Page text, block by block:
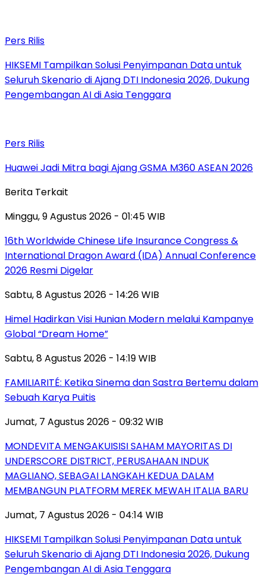
Pers Rilis
HIKSEMI Tampilkan Solusi Penyimpanan Data untuk
Seluruh Skenario di Ajang DTI Indonesia 2026, Dukung
Pengembangan AI di Asia Tenggara
Pers Rilis
Huawei Jadi Mitra bagi Ajang GSMA M360 ASEAN 2026
Berita Terkait
Minggu, 9 Agustus 2026 - 01:45 WIB
16th Worldwide Chinese Life Insurance Congress &
International Dragon Award (IDA) Annual Conference
2026 Resmi Digelar
Sabtu, 8 Agustus 2026 - 14:26 WIB
Himel Hadirkan Visi Hunian Modern melalui Kampanye
Global “Dream Home”
Sabtu, 8 Agustus 2026 - 14:19 WIB
FAMILIARITÉ: Ketika Sinema dan Sastra Bertemu dalam
Sebuah Karya Puitis
Jumat, 7 Agustus 2026 - 09:32 WIB
MONDEVITA MENGAKUISISI SAHAM MAYORITAS DI
UNDERSCORE DISTRICT, PERUSAHAAN INDUK
MAGLIANO, SEBAGAI LANGKAH KEDUA DALAM
MEMBANGUN PLATFORM MEREK MEWAH ITALIA BARU
Jumat, 7 Agustus 2026 - 04:14 WIB
HIKSEMI Tampilkan Solusi Penyimpanan Data untuk
Seluruh Skenario di Ajang DTI Indonesia 2026, Dukung
Pengembangan AI di Asia Tenggara